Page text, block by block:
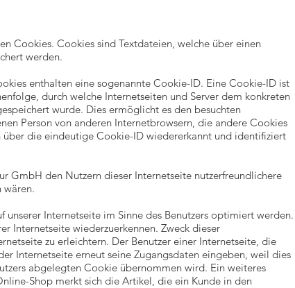
Cookies. Cookies sind Textdateien, welche über einen
werden.
enthalten eine sogenannte Cookie-ID. Eine Cookie-ID ist
durch welche Internetseiten und Server dem konkreten
wurde. Dies ermöglicht es den besuchten
Person von anderen Internetbrowsern, die andere Cookies
die eindeutige Cookie-ID wiedererkannt und identifiziert
GmbH den Nutzern dieser Internetseite nutzerfreundlichere
wären.
Internetseite im Sinne des Benutzers optimiert werden.
Internetseite wiederzuerkennen. Zweck dieser
zu erleichtern. Der Benutzer einer Internetseite, die
Internetseite erneut seine Zugangsdaten eingeben, weil dies
abgelegten Cookie übernommen wird. Ein weiteres
Shop merkt sich die Artikel, die ein Kunde in den